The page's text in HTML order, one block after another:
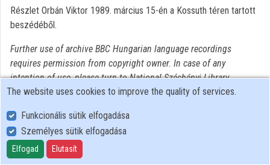
Részlet Orbán Viktor 1989. március 15-én a Kossuth téren tartott
beszédéből.
Further use of archive BBC Hungarian language recordings
requires permission from copyright owner. In case of any
intention of use, please turn to National Széchényi Library
Collection of Historical Interviews.
User Policy
Adatkezelési tájékoztató (en)
Cookie Policy
The website uses cookies to improve the quality of services.
Funkcionális sütik elfogadása
Személyes sütik elfogadása
Elfogad Elutasít